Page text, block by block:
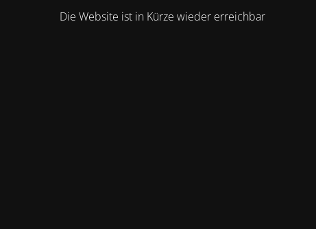
Die Website ist in Kürze wieder erreichbar